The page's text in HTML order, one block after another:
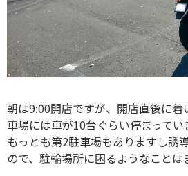
朝は9:00開店ですが、開店直後に
車場には車が10台ぐらい停まってい
もっとも第2駐車場もありますし誘
ので、駐輪場所に困るようなことは